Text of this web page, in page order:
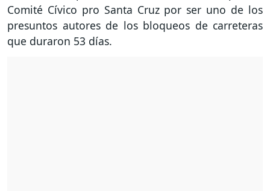
Comité Cívico pro Santa Cruz por ser uno de los
presuntos autores de los bloqueos de carreteras
que duraron 53 días.